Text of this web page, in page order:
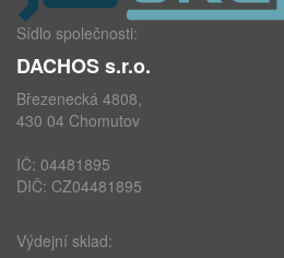
Sídlo společnosti:
DACHOS s.r.o.
Březenecká 4808,
430 04 Chomutov
IČ: 04481895
DIČ: CZ04481895
Výdejní sklad: